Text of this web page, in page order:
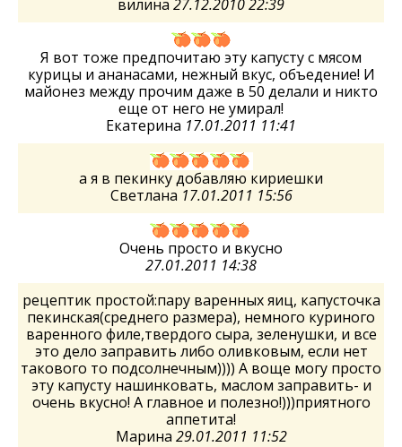
вилина 27.12.2010 22:39
Я вот тоже предпочитаю эту капусту с мясом
курицы и ананасами, нежный вкус, объедение! И
майонез между прочим даже в 50 делали и никто
еще от него не умирал!
Екатерина 17.01.2011 11:41
а я в пекинку добавляю кириешки
Светлана 17.01.2011 15:56
Очень просто и вкусно
27.01.2011 14:38
рецептик простой:пару варенных яиц, капусточка
пекинская(среднего размера), немного куриного
варенного филе,твердого сыра, зеленушки, и все
это дело заправить либо оливковым, если нет
такового то подсолнечным)))) А воще могу просто
эту капусту нашинковать, маслом заправить- и
очень вкусно! А главное и полезно!)))приятного
аппетита!
Марина 29.01.2011 11:52